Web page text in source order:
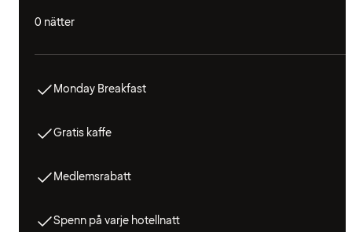
0 nätter
Monday Breakfast
Gratis kaffe
Medlemsrabatt
Spenn på varje hotellnatt